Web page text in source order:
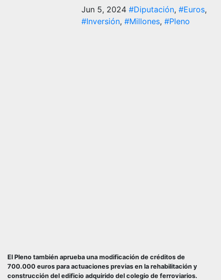
Jun 5, 2024 #Diputación, #Euros,
#Inversión, #Millones, #Pleno
El Pleno también aprueba una modificación de créditos de
700.000 euros para actuaciones previas en la rehabilitación y
construcción del edificio adquirido del colegio de ferroviarios.